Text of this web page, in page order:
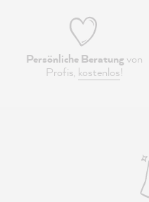
Persönliche Beratungvon
Profis, kostenlos!